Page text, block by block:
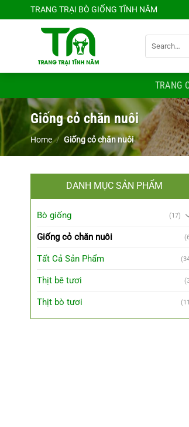
đến
TRANG TRẠI BÒ GIỐNG TĨNH NĂM
for:
TRANG
Giống cỏ chăn nuôi
Home / Giống cỏ chăn nuôi
DANH MỤC SẢN PHẨM
Bò giống (17)
Giống cỏ chăn nuôi
Tất Cả Sản Phẩm
Thịt bê tươi
Thịt bò tươi